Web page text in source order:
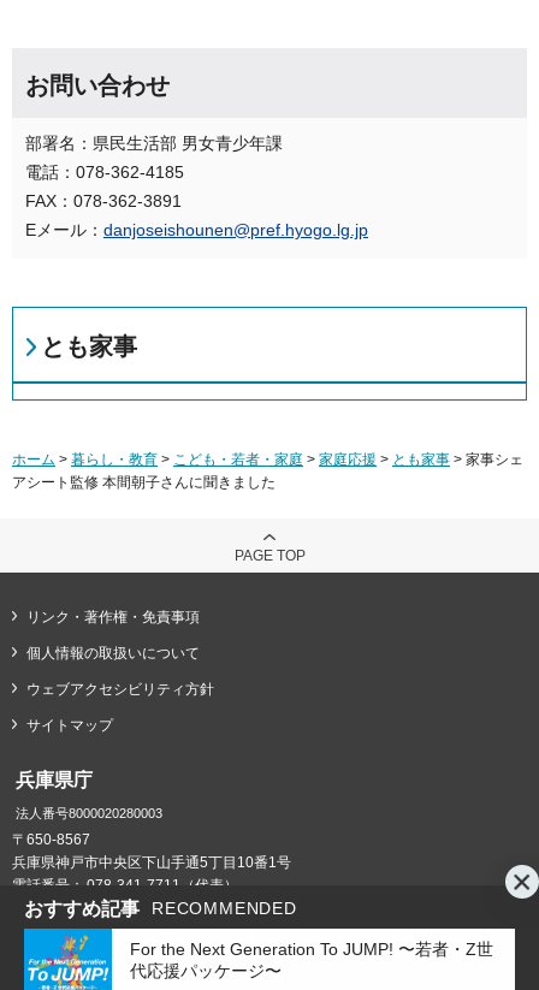
お問い合わせ
部署名：県民生活部 男女青少年課
電話：078-362-4185
FAX：078-362-3891
Eメール： danjoseishounen@pref.hyogo.lg.jp
おすすめ記事 RECOMMENDED
For the Next Generation To JUMP! 〜若者・Z世
代応援パッケージ〜
とも家事
ホーム > 暮らし・教育 > こども・若者・家庭 > 家庭応援 > とも家事 > 家事シェ
アシート監修 本間朝子さんに聞きました
PAGE TOP
リンク・著作権・免責事項
個人情報の取扱いについて
ウェブアクセシビリティ方針
サイトマップ
兵庫県庁
法人番号8000020280003
〒650-8567
兵庫県神戸市中央区下山手通5丁目10番1号
電話番号： 078-341-7711（代表）
県庁までの交通案内 庁舎案内